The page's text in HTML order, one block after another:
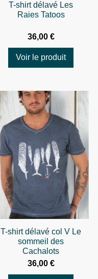
T-shirt délavé Les
Raies Tatoos
36,00 €
Voir le produit
T-shirt délavé col V Le
sommeil des
Cachalots
36,00 €